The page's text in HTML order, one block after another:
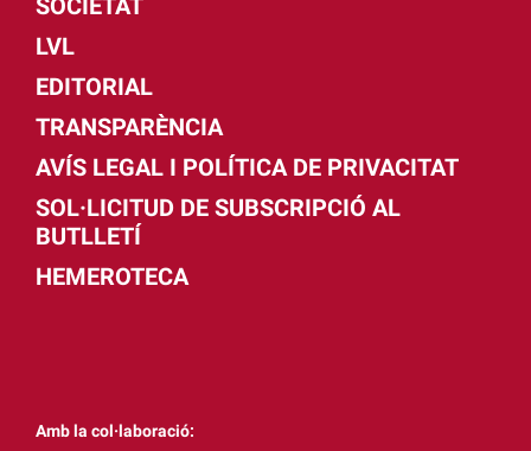
LVL
EDITORIAL
TRANSPARÈNCIA
AVÍS LEGAL I POLÍTICA DE PRIVACITAT
SOL·LICITUD DE SUBSCRIPCIÓ AL
BUTLLETÍ
HEMEROTECA
Amb la col·laboració: